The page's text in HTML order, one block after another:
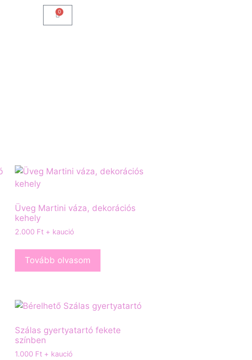
0
Üveg Martini váza, dekorációs
kehely
2.000 Ft + kaució
Tovább olvasom
Szálas gyertyatartó fekete
színben
1.000 Ft + kaució